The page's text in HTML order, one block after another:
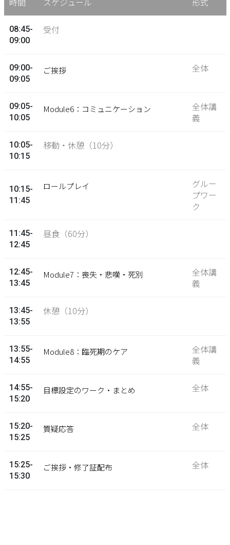
08:45-
09:00
受付
09:00-
09:05
ご挨拶 全体
09:05-
10:05
Module6：コミュニケーション
全体講
義
10:05-
10:15
移動・休憩（10分）
10:15-
11:45
ロールプレイ
グルー
プワー
ク
11:45-
12:45
昼食（60分）
12:45-
13:45
Module7：喪失・悲嘆・死別
全体講
義
13:45-
13:55
休憩（10分）
13:55-
14:55
Module8：臨死期のケア
全体講
義
14:55-
15:20
目標設定のワーク・まとめ 全体
15:20-
15:25
質疑応答 全体
15:25-
15:30
ご挨拶・修了証配布 全体